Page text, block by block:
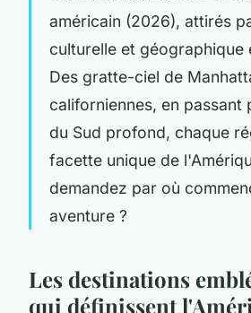
américain (2026), attirés
culturelle et géographique
Des gratte-ciel de
californiennes, en passant
du Sud profond, chaque
facette unique de
demandez par où
aventure ?
Les destinations
qui définissent